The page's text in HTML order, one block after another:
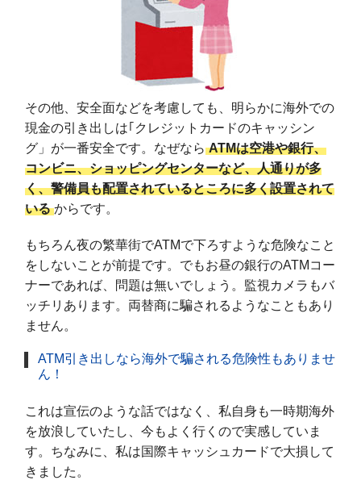
その他、安全面などを考慮しても、明らかに海外での
現金の引き出しは｢クレジットカードのキャッシン
グ」が一番安全です。なぜなら ATMは空港や銀行、
コンビニ、ショッピングセンターなど、人通りが多
く、警備員も配置されているところに多く設置されて
いる からです。
もちろん夜の繁華街でATMで下ろすような危険なこと
をしないことが前提です。でもお昼の銀行のATMコー
ナーであれば、問題は無いでしょう。監視カメラもバ
ッチリあります。両替商に騙されるようなこともあり
ません。
ATM引き出しなら海外で騙される危険性もありませ
ん！
これは宣伝のような話ではなく、私自身も一時期海外
を放浪していたし、今もよく行くので実感していま
す。ちなみに、私は国際キャッシュカードで大損して
きました。